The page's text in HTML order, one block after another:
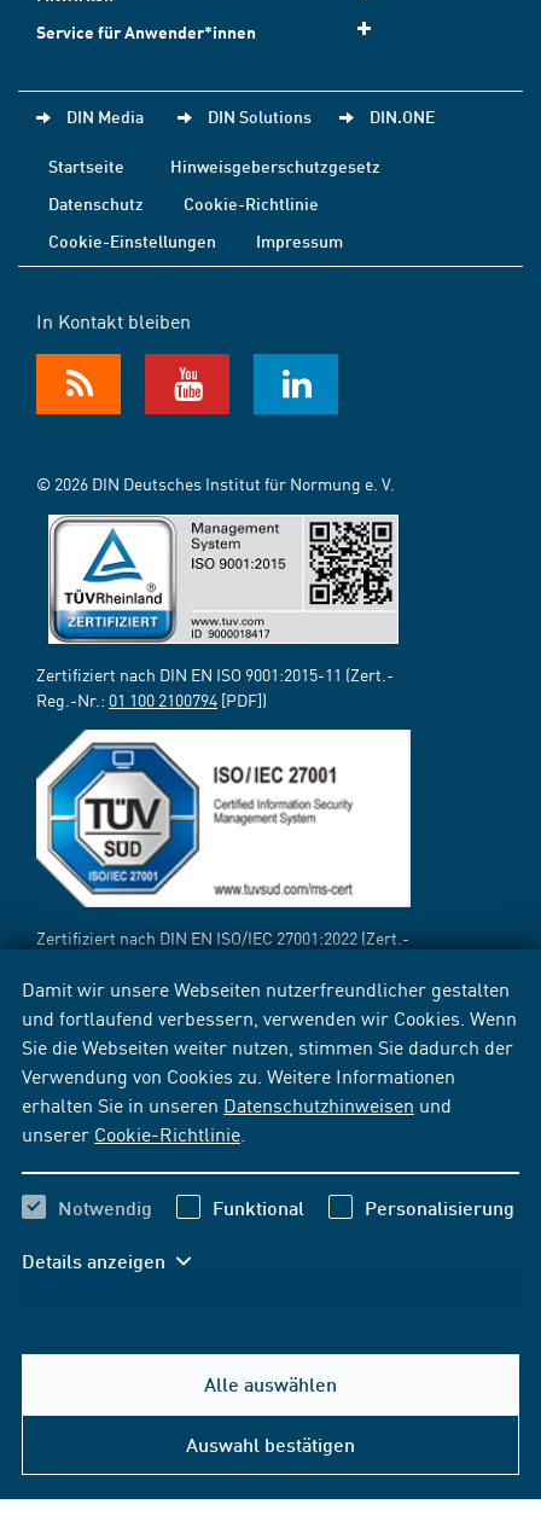
Damit wir unsere Webseiten nutzerfreundlicher gestalten
und fortlaufend verbessern, verwenden wir Cookies. Wenn
Sie die Webseiten weiter nutzen, stimmen Sie dadurch der
Verwendung von Cookies zu. Weitere Informationen
erhalten Sie in unseren Datenschutzhinweisen und
unserer Cookie-Richtlinie
Notwendig Funktional Personalisierung
Details anzeigen
Alle auswählen
Auswahl bestätigen
Service für Anwender*innen
DIN Media DIN Solutions DIN.ONE
Startseite
Hinweisgeberschutzgesetz
Datenschutz
Cookie-Richtlinie
Cookie-Einstellungen
Impressum
In Kontakt bleiben
© 2026 DIN Deutsches Institut für Normung e. V.
Zertifiziert nach DIN EN ISO 9001:2015-11 (Zert.-
Reg.-Nr.: 01 100 2100794 [PDF])
Zertifiziert nach DIN EN ISO/IEC 27001:2022 (Zert.-